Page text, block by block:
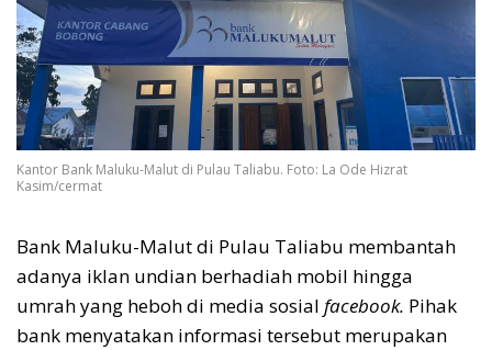
Kantor Bank Maluku-Malut di Pulau Taliabu. Foto: La Ode Hizrat
Kasim/cermat
Bank Maluku-Malut di Pulau Taliabu membantah
adanya iklan undian berhadiah mobil hingga
umrah yang heboh di media sosial facebook. Pihak
bank menyatakan informasi tersebut merupakan